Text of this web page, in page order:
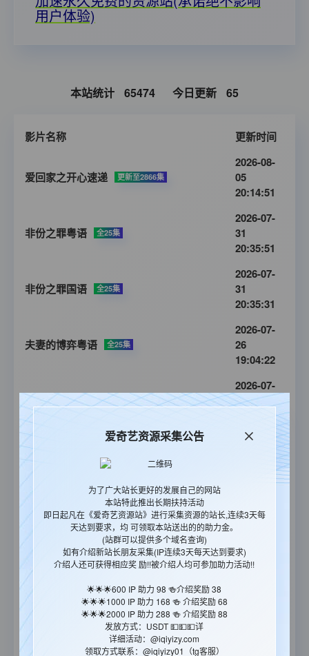
用户体验)
本站统计 65474 今日更新 65
影片名称 更新时间
爱回家之开心速递 更新至2866集
2026-08-
05
20:14:51
非份之罪粤语 全25集
2026-07-
31
20:35:51
非份之罪国语 全25集
2026-07-
31
20:35:31
夫妻的博弈粤语 全25集
2026-07-
26
19:04:22
夫妻的博弈国语 全25集
2026-07-
26
开庭
2026-06-
飞常日志2粤语 全10集
26
飞常日志2国语 全10集
2026-06-
26
爱奇艺资源采集公告
为了广大站长更好的发展自己的网站
本站特此推出长期扶持活动
即日起凡在《爱奇艺资源站》进行采集资源的站长,连续3天每
天达到要求，均 可领取本站送出的的助力金。
(站群可以提供多个域名查询)
如有介绍新站长朋友采集(IP连续3天每天达到要求)
介绍人还可获得相应奖 励!!被介绍人均可参加助力活动!!
🌟🌟🌟600 IP 助力 98 🍻介绍奖励 38
🌟🌟🌟1000 IP 助力 168 🍻 介绍奖励 68
🌟🌟🌟2000 IP 助力 288 🍻 介绍奖励 88
发放方式：USDT 💵💵💵详
详细活动：@iqiyizy.com
领取方式联系：@iqiyizy01（tg客服）